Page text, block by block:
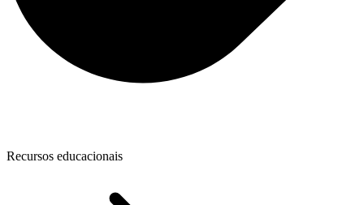
Recursos educacionais